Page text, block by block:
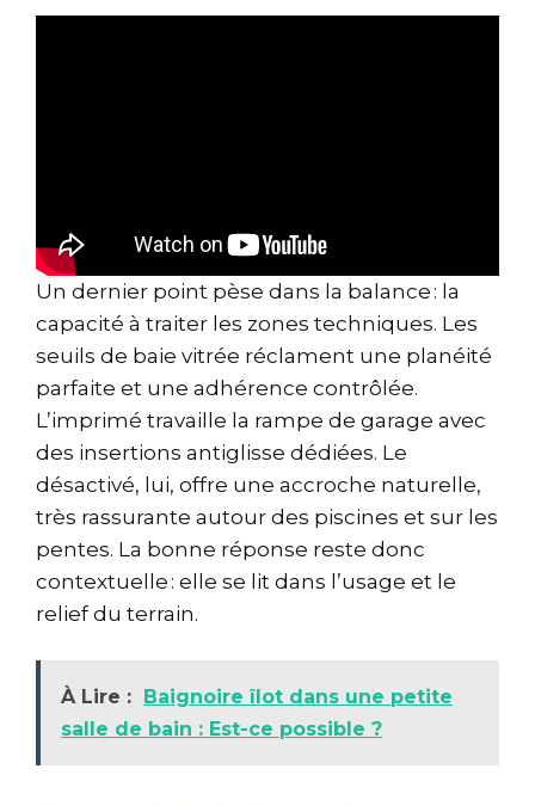
Un dernier point pèse dans la balance : la
capacité à traiter les zones techniques. Les
seuils de baie vitrée réclament une planéité
parfaite et une adhérence contrôlée.
L’imprimé travaille la rampe de garage avec
des insertions antiglisse dédiées. Le
désactivé, lui, offre une accroche naturelle,
très rassurante autour des piscines et sur les
pentes. La bonne réponse reste donc
contextuelle : elle se lit dans l’usage et le
relief du terrain.
À Lire :
Baignoire îlot dans une petite
salle de bain : Est-ce possible ?